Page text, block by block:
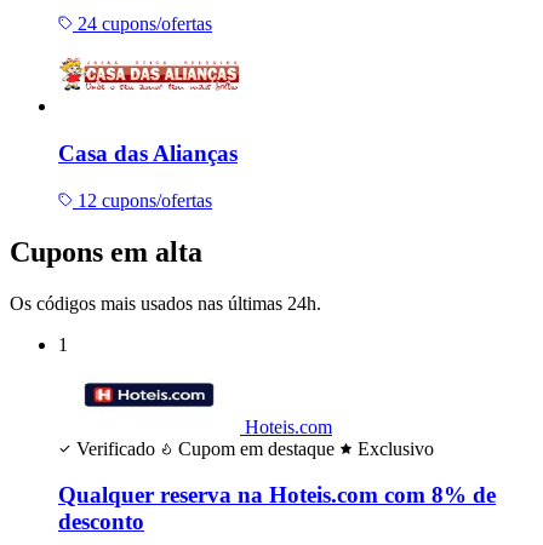
24 cupons/ofertas
Casa das Alianças
12 cupons/ofertas
Cupons em alta
Os códigos mais usados nas últimas 24h.
1
Hoteis.com
Verificado
Cupom em destaque Exclusivo
Qualquer reserva na Hoteis.com com 8% de
desconto